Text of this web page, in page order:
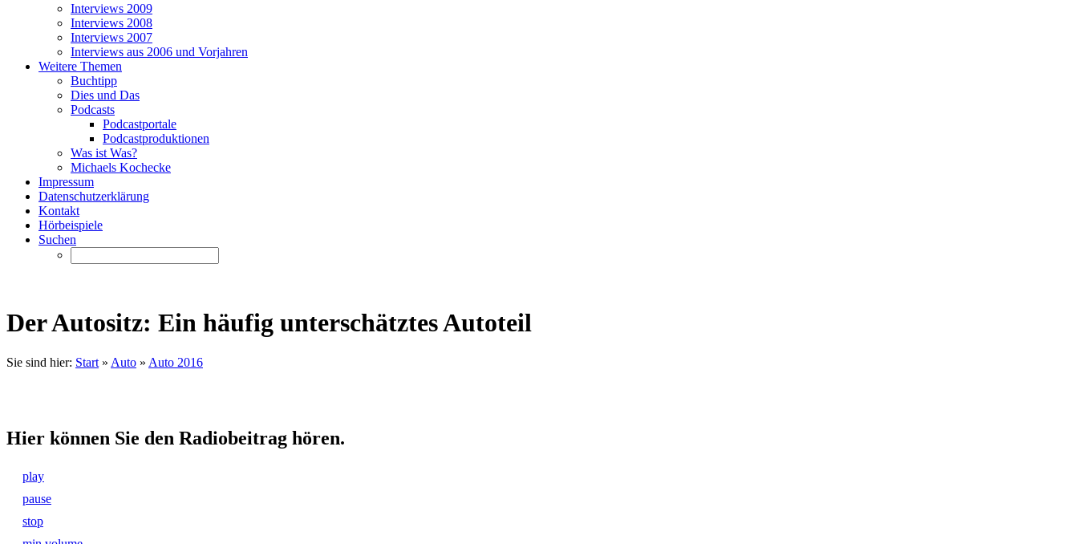
Interviews 2009
Interviews 2008
Interviews 2007
Interviews aus 2006 und Vorjahren
Weitere Themen
Buchtipp
Dies und Das
Podcasts
Podcastportale
Podcastproduktionen
Was ist Was?
Michaels Kochecke
Impressum
Datenschutzerklärung
Kontakt
Hörbeispiele
Suchen
Der Autositz: Ein häufig unterschätztes Autoteil
Sie sind hier: Start » Auto » Auto 2016
Hier können Sie den Radiobeitrag hören.
play
pause
stop